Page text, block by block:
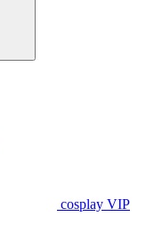
cosplay VIP